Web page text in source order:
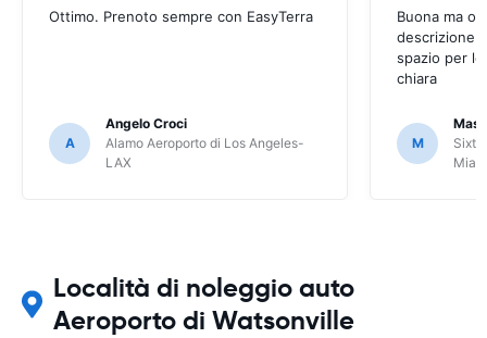
Ottimo. Prenoto sempre con EasyTerra
A
Angelo Croci
Alamo Aeroporto di Los Angeles-
LAX
Buona ma
descrizione
spazio per
chiara
M
Sixt
Località di noleggio auto
Aeroporto di Watsonville